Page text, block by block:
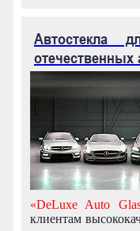
Автостекла
отечественных
«DeLuxe Auto
клиентам